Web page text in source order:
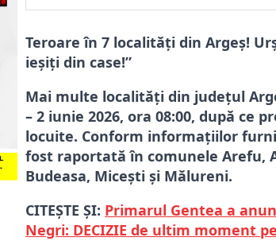
Teroare în 7 localități din Argeș!
ieșiți din case!”
Mai multe localități din județul
– 2 iunie 2026, ora 08:00, după ce
locuite. Conform informațiilor
fost raportată în comunele Arefu,
Budeasa, Micești și Mălureni.
CITEȘTE ȘI: Primarul Gentea a
Negri: DECIZIE de ultim moment